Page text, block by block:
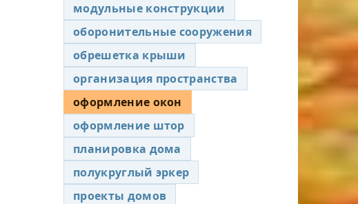
модульные конструкции
оборонительные сооружения
обрешетка крыши
организация пространства
оформление окон
оформление штор
планировка дома
полукруглый эркер
проекты домов